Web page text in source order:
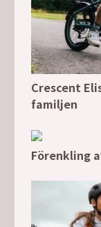
Crescent
familjen
Förenkling